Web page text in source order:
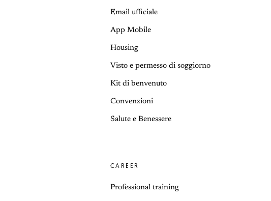
Email ufficiale
App Mobile
Housing
Visto e permesso di soggiorno
Kit di benvenuto
Convenzioni
Salute e Benessere
CAREER
Professional training